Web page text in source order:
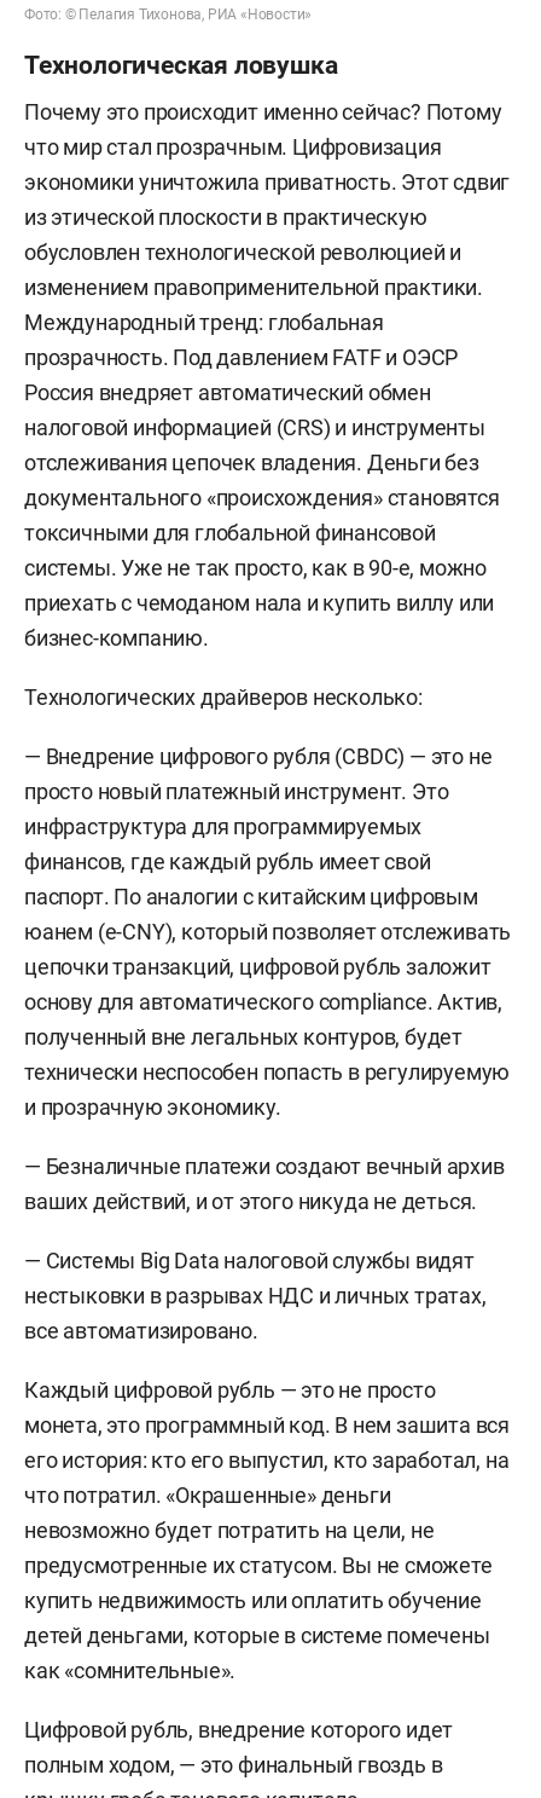
Фото: © Пелагия Тихонова, РИА «Новости»
Технологическая ловушка
Почему это происходит именно сейчас? Потому
что мир стал прозрачным. Цифровизация
экономики уничтожила приватность. Этот сдвиг
из этической плоскости в практическую
обусловлен технологической революцией и
изменением правоприменительной практики.
Международный тренд: глобальная
прозрачность. Под давлением FATF и ОЭСР
Россия внедряет автоматический обмен
налоговой информацией (CRS) и инструменты
отслеживания цепочек владения. Деньги без
документального «происхождения» становятся
токсичными для глобальной финансовой
системы. Уже не так просто, как в 90-е, можно
приехать с чемоданом нала и купить виллу или
бизнес-компанию.
Технологических драйверов несколько:
— Внедрение цифрового рубля (CBDC) — это не
просто новый платежный инструмент. Это
инфраструктура для программируемых
финансов, где каждый рубль имеет свой
паспорт. По аналогии с китайским цифровым
юанем (e-CNY), который позволяет отслеживать
цепочки транзакций, цифровой рубль заложит
основу для автоматического compliance. Актив,
полученный вне легальных контуров, будет
технически неспособен попасть в регулируемую
и прозрачную экономику.
— Безналичные платежи создают вечный архив
ваших действий, и от этого никуда не деться.
— Системы Big Data налоговой службы видят
нестыковки в разрывах НДС и личных тратах,
все автоматизировано.
Каждый цифровой рубль — это не просто
монета, это программный код. В нем зашита вся
его история: кто его выпустил, кто заработал, на
что потратил. «Окрашенные» деньги
невозможно будет потратить на цели, не
предусмотренные их статусом. Вы не сможете
купить недвижимость или оплатить обучение
детей деньгами, которые в системе помечены
как «сомнительные».
Цифровой рубль, внедрение которого идет
полным ходом, — это финальный гвоздь в